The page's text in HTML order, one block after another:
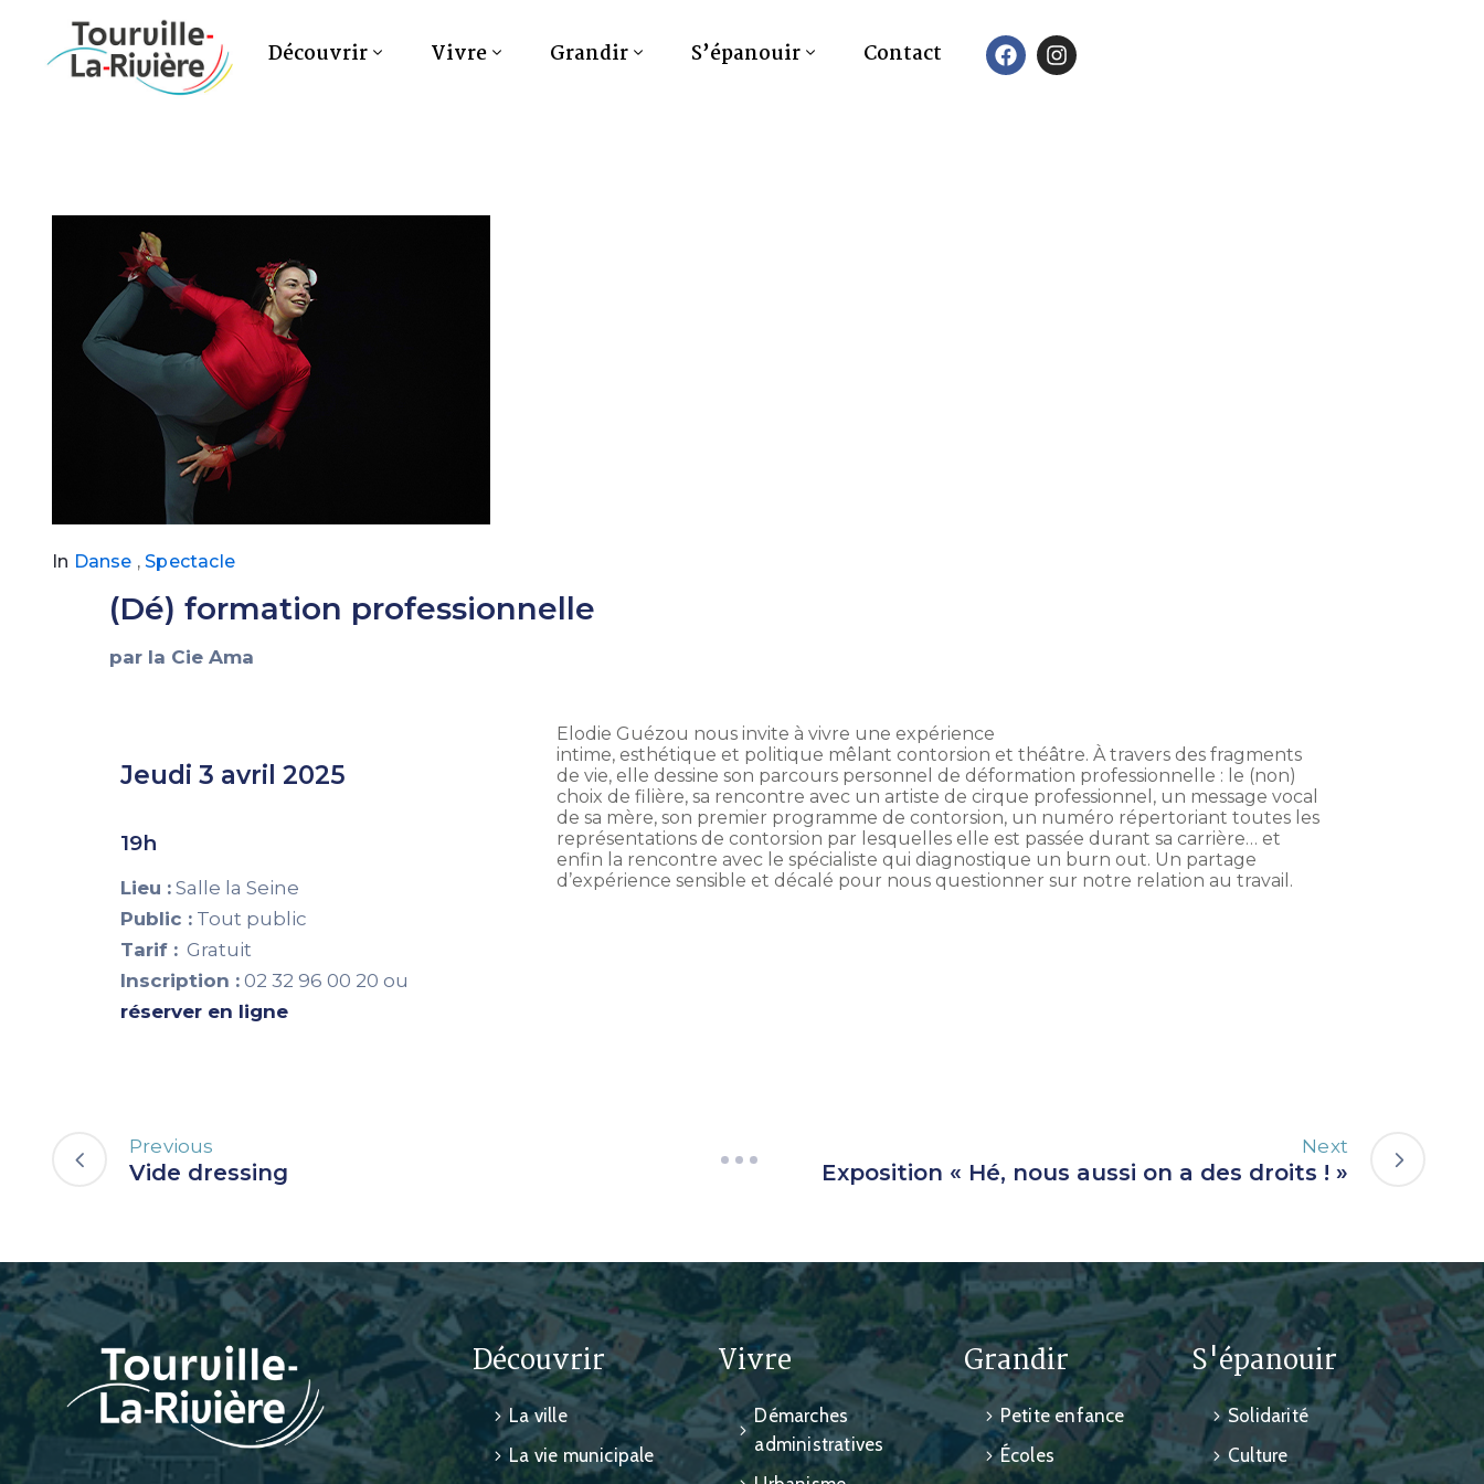
Découvrir Vivre Grandir S’épanouir Contact
In Danse ,Spectacle
(Dé) formation professionnelle
par la Cie Ama
Jeudi 3 avril 2025
19h
Lieu : Salle la Seine
Public : Tout public
Tarif : Gratuit
Inscription : 02 32 96 00 20 ou
réserver en ligne
Elodie Guézou nous invite à vivre une expérience
intime, esthétique et politique mêlant contorsion et théâtre. À travers des fragments
de vie, elle dessine son parcours personnel de déformation professionnelle : le (non)
choix de filière, sa rencontre avec un artiste de cirque professionnel, un message vocal
de sa mère, son premier programme de contorsion, un numéro répertoriant toutes les
représentations de contorsion par lesquelles elle est passée durant sa carrière… et
enfin la rencontre avec le spécialiste qui diagnostique un burn out. Un partage
d’expérience sensible et décalé pour nous questionner sur notre relation au travail.
Previous
Vide dressing
Next
Exposition « Hé, nous aussi on a des droits ! »
Découvrir
La ville
La vie municipale
Vivre
Démarches
administratives
Grandir
Petite enfance
Écoles
S'épanouir
Solidarité
Culture